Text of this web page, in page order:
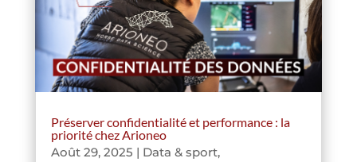
Préserver confidentialité et performance : la
priorité chez Arioneo
Août 29, 2025 | Data & sport,